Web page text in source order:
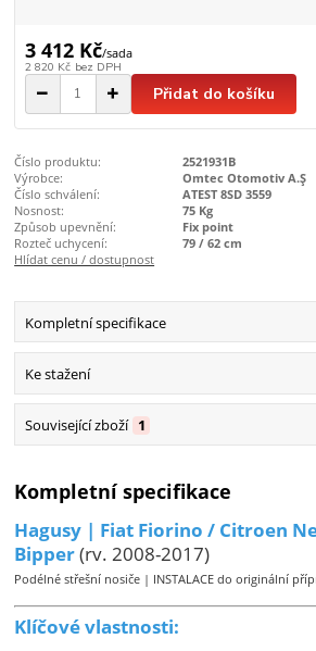
3 412 Kč/sada
2 820 Kč bez DPH
Přidat do košíku
Číslo produktu:
2521931B
Výrobce:
Omtec Otomotiv A.Ş
Číslo schválení:
ATEST 8SD 3559
Nosnost:
75 Kg
Způsob upevnění:
Fix point
Rozteč uchycení:
79 / 62 cm
Hlídat cenu / dostupnost
Kompletní specifikace
Ke stažení
Související zboží 1
Kompletní specifikace
Hagusy | Fiat Fiorino / Citroen
Bipper(rv. 2008-2017)
Podélné střešní nosiče | INSTALACE do originální
Klíčové vlastnosti: